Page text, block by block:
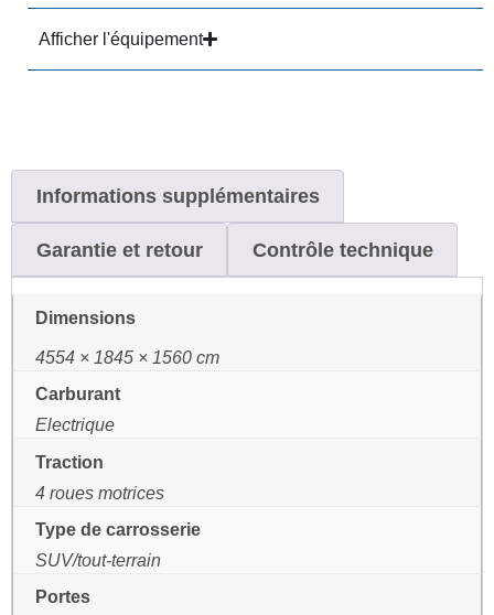
Afficher l'équipement
Informations supplémentaires
Garantie et retour Contrôle technique
Dimensions
4554 × 1845 × 1560 cm
Carburant
Electrique
Traction
4 roues motrices
Type de carrosserie
SUV/tout-terrain
Portes